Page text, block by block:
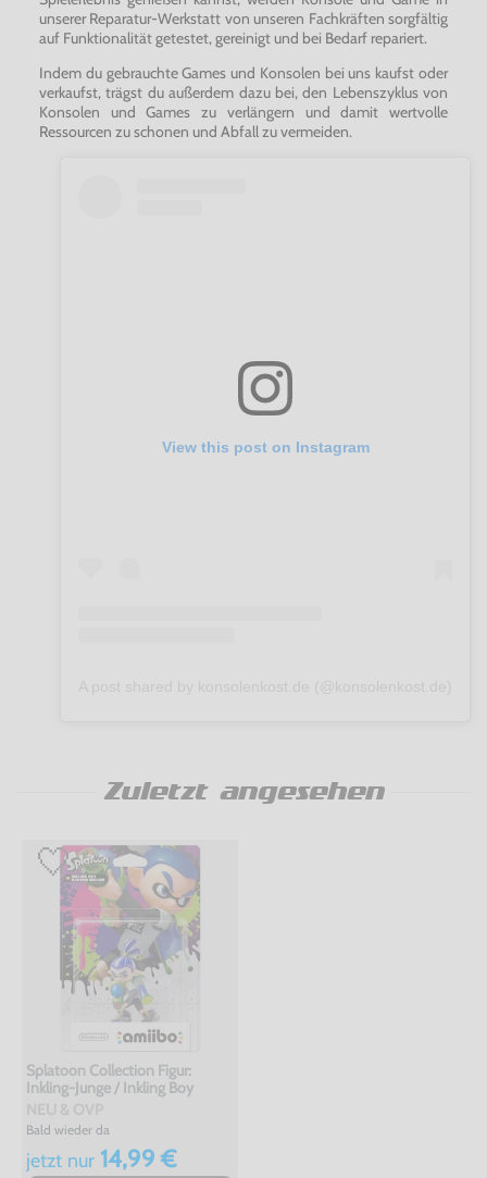
unserer Reparatur-Werkstatt von unseren Fachkräften sorgfältig
auf Funktionalität getestet, gereinigt und bei Bedarf repariert.
Indem du gebrauchte Games und Konsolen bei uns kaufst oder
verkaufst, trägst du außerdem dazu bei, den Lebenszyklus von
Konsolen und Games zu verlängern und damit wertvolle
Ressourcen zu schonen und Abfall zu vermeiden.
View this post on Instagram
Zuletzt angesehen
Splatoon Collection Figur:
Inkling-Junge / Inkling Boy
Bald wieder da
jetzt nur14,99 €